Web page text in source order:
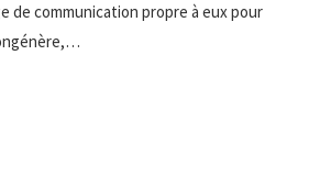
de communication propre à eux pour